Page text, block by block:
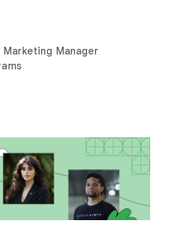
Manager